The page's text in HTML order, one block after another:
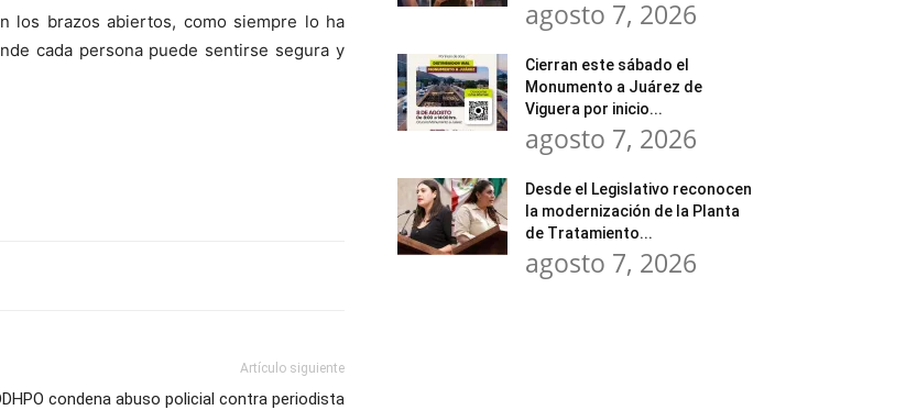
los brazos abiertos, como siempre lo ha
cada persona puede sentirse segura y
Artículo siguiente
condena abuso policial contra periodista
agosto 7, 2026
Cierran este sábado el
Monumento a Juárez de
Viguera por inicio...
agosto 7, 2026
Desde el Legislativo reconocen
la modernización de la Planta
de Tratamiento...
agosto 7, 2026